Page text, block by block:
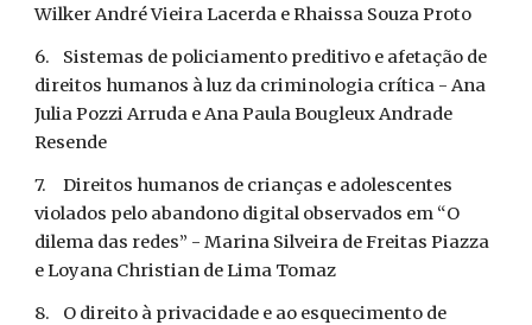
Wilker André Vieira Lacerda e Rhaissa Souza Proto
6.
Sistemas de policiamento preditivo e afetação de
direitos humanos à luz da criminologia crítica - Ana
Julia Pozzi Arruda e Ana Paula Bougleux Andrade
Resende
7.
Direitos humanos de crianças e adolescentes
violados pelo abandono digital observados em “O
dilema das redes” - Marina Silveira de Freitas Piazza
e Loyana Christian de Lima Tomaz
8.
O direito à privacidade e ao esquecimento de